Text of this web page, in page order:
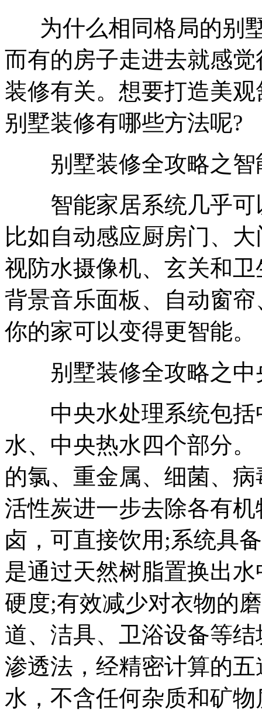
为什么相同格局的别
而有的房子走进去就感
装修有关。想要打造美
别墅装修有哪些方法呢?
别墅装修全攻略之智
智能家居系统几乎可
比如自动感应厨房门、
视防水摄像机、玄关和
背景音乐面板、自动窗
你的家可以变得更智能。
别墅装修全攻略之中
中央水处理系统包括
水、中央热水四个部分
的氯、重金属、细菌、
活性炭进一步去除各有
卤，可直接饮用;系统具
是通过天然树脂置换出
硬度;有效减少对衣物的
道、洁具、卫浴设备等
渗透法，经精密计算的
水，不含任何杂质和矿物